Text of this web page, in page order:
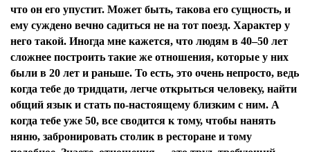
что он его упустит. Может быть, такова его сущность, и
ему суждено вечно садиться не на тот поезд. Характер у
него такой. Иногда мне кажется, что людям в 40–50 лет
сложнее построить такие же отношения, которые у них
были в 20 лет и раньше. То есть, это очень непросто, ведь
когда тебе до тридцати, легче открыться человеку, найти
общий язык и стать по-настоящему близким с ним. А
когда тебе уже 50, все сводится к тому, чтобы нанять
няню, забронировать столик в ресторане и тому